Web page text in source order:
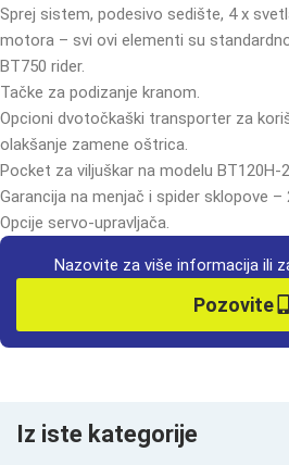
Sprej sistem, podesivo sedište, 4 x
motora – svi ovi elementi su
BT750 rider.
Tačke za podizanje kranom.
Opcioni dvotočkaški transporter za
olakšanje zamene oštrica.
Pocket za viljuškar na modelu BT120H-
Garancija na menjač i spider sklopove –
Opcije servo-upravljača.
Nazovite za više informacija ili
Pozovite
Iz iste kategorije